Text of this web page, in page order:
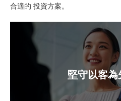
合適的 投資方案。
堅守以客為